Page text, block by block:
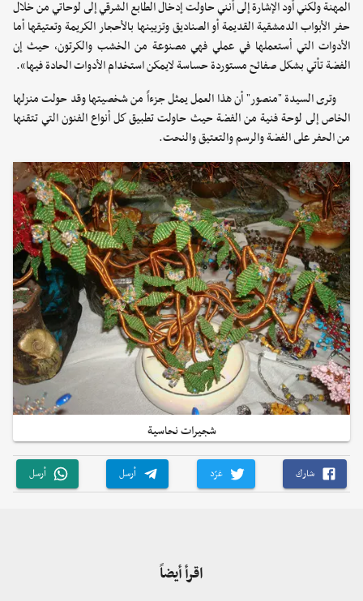
المهنة ولكني أود الإشارة إلى أنني حاولت إدخال الطابع الشرقي إلى لوحاتي من خلال
حفر الأبواب الدمشقية القديمة أو الصناديق وتزيينها بالأحجار الكريمة وتعتيقها أما
الأدوات التي أستعملها في عملي فهي مصنوعة من الخشب والكرتون، حيث إن
الفضة تأتي بشكل صفائح مستوردة حساسة لايمكن استخدام الأدوات الحادة فيها».
وترى السيدة "منصور" أن هذا العمل يمثل جزءاً من شخصيتها وقد حولت منزلها
الخاص إلى لوحة فنية من الفضة حيث حاولت تطبيق كل أنواع الفنون التي تتقنها
من الحفر على الفضة والرسم والتعتيق والنحت.
شجيرات نحاسية
شارك غرّد أرسل أرسل
اقرأ أيضاً